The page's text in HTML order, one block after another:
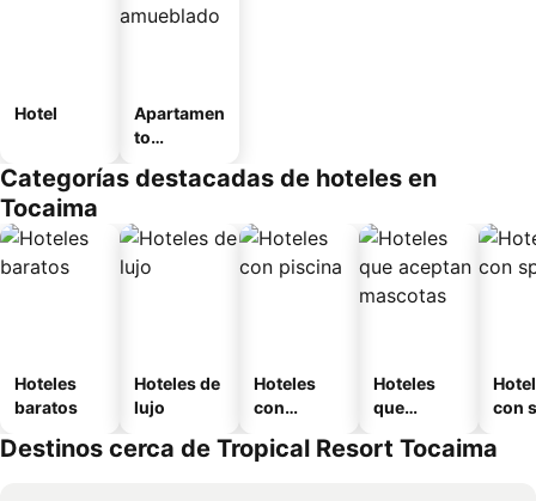
Hotel
Apartamen
to
o
Categorías destacadas de hoteles en
Tocaima
Hoteles
baratos
Hoteles de
lujo
Hoteles
con
Hoteles
que
mascotas
con
Destinos cerca de Tropical Resort Tocaima